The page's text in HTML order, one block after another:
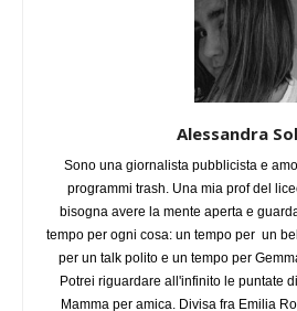
Alessandra
Sono una giornalista pubblicista e
programmi trash. Una mia prof del
bisogna avere la mente aperta e
tempo per ogni cosa: un tempo per un
per un talk polito e un tempo per
Potrei riguardare all'infinito le puntate
Mamma per amica. Divisa fra Emilia